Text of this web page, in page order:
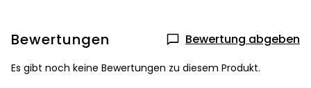
Bewertungen Bewertung abgeben
Es gibt noch keine Bewertungen zu diesem Produkt.